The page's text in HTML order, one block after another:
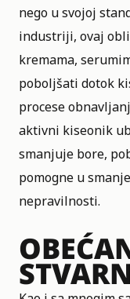
nego u svojoj
industriji, ovaj
kremama,
poboljšati dotok
procese
aktivni kiseonik
smanjuje bore,
pomogne u
nepravilnosti.